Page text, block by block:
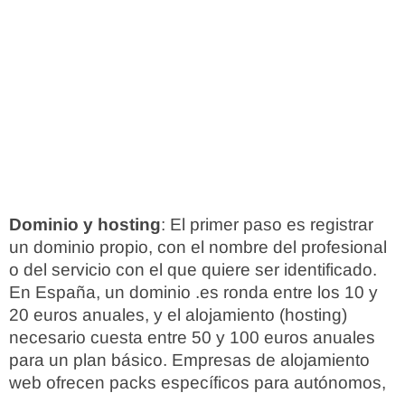
Dominio y hosting: El primer paso es registrar
un dominio propio, con el nombre del profesional
o del servicio con el que quiere ser identificado.
En España, un dominio .es ronda entre los 10 y
20 euros anuales, y el alojamiento (hosting)
necesario cuesta entre 50 y 100 euros anuales
para un plan básico. Empresas de alojamiento
web ofrecen packs específicos para autónomos,